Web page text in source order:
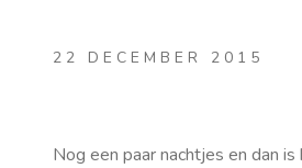
22 DECEMBER 2015
Nog een paar nachtjes en dan